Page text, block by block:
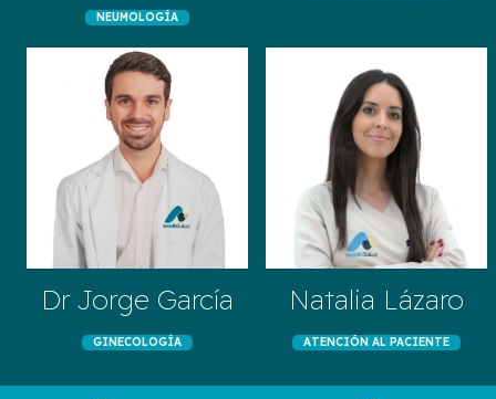
NEUMOLOGÍA
Dr Jorge García
GINECOLOGÍA
Natalia Lázaro
ATENCIÓN AL PACIENTE